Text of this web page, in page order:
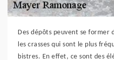
Des dépôts peuvent se former
les crasses qui sont le plus
bistres. En effet, ce sont des